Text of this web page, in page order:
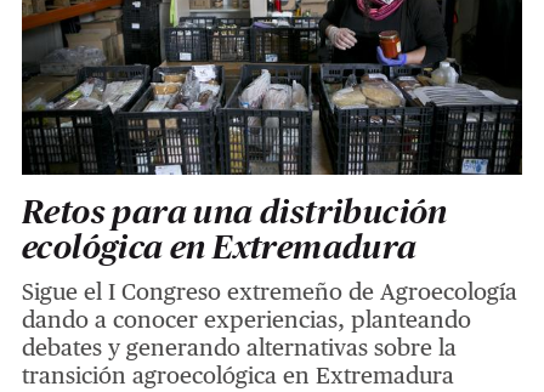
Retos para una distribución
ecológica en Extremadura
Sigue el I Congreso extremeño de Agroecología
dando a conocer experiencias, planteando
debates y generando alternativas sobre la
transición agroecológica en Extremadura